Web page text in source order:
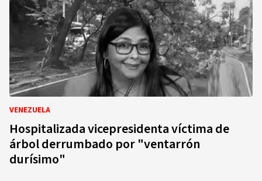
VENEZUELA
Hospitalizada vicepresidenta víctima de
árbol derrumbado por "ventarrón
durísimo"